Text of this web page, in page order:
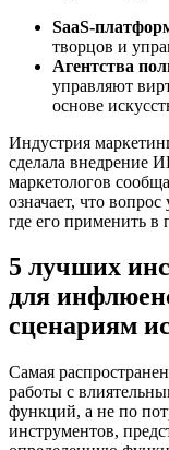
SaaS-
творцов и
Агентства
управляют
основе
Индустрия
сделала внедрение
маркетологов
означает, что
где его применить в
5 лучших
для
сценариям
Самая
работы с
функций, а не по
инструментов,